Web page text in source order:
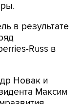
в результате
Russ в
Новак и
Максим